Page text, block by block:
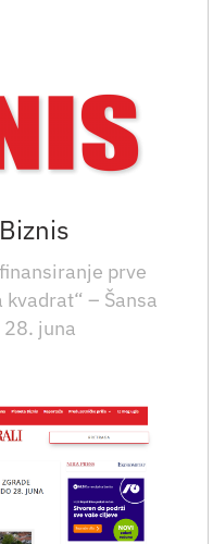
prve
– Šansa
28. juna